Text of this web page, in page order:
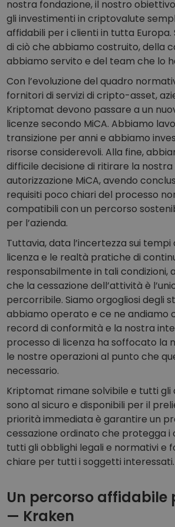
nostra fondazione, il nostro
gli investimenti in criptovalute
affidabili per i clienti in tutta Europa.
di ciò che abbiamo costruito, della
abbiamo servito e del team che lo
Con l’evoluzione del quadro
fornitori di servizi di cripto-asset,
Kriptomat devono passare a un
licenze secondo MiCA. Abbiamo
transizione per anni e abbiamo
risorse considerevoli. Alla fine,
difficile decisione di ritirare la
autorizzazione MiCA, avendo
requisiti poco chiari del processo
compatibili con un percorso
per l’azienda.
Tuttavia, data l’incertezza sui tempi
licenza e le realtà pratiche di
responsabilmente in tali condizioni,
che la cessazione dell’attività è
percorribile. Siamo orgogliosi degli
abbiamo operato e ce ne andiamo
record di conformità e la nostra
processo di licenza ha soffocato la
le nostre operazioni al punto che
necessario.
Kriptomat rimane solvibile e tutti gli
sono al sicuro e disponibili per il
priorità immediata è garantire un
cessazione ordinato che protegga i
tutti gli obblighi legali e normativi e
chiare per tutti i soggetti interessati.
Un percorso affidabile
— Kraken